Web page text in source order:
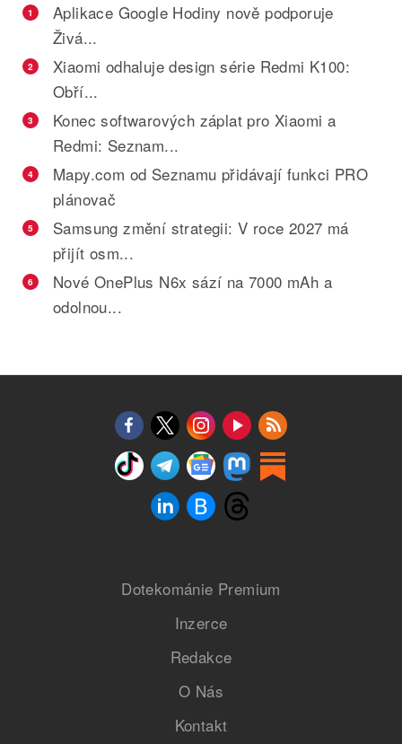
1
Aplikace Google Hodiny nově podporuje
Živá...
2
Xiaomi odhaluje design série Redmi K100:
Obří...
3
Konec softwarových záplat pro Xiaomi a
Redmi: Seznam...
4
Mapy.com od Seznamu přidávají funkci PRO
plánovač
5
Samsung změní strategii: V roce 2027 má
přijít osm...
6
Nové OnePlus N6x sází na 7000 mAh a
odolnou...
Dotekománie Premium
Inzerce
Redakce
O Nás
Kontakt